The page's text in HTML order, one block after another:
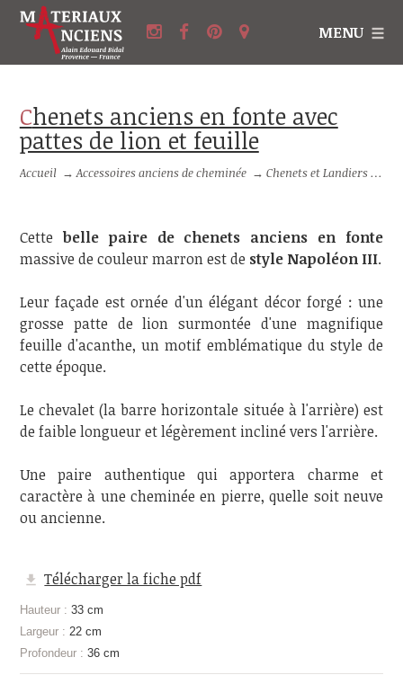
MENU
Chenets anciens en fonte avec
pattes de lion et feuille
Accueil →Accessoires anciens de cheminée →Chenets et Landiers anciens
Cette belle paire de chenets anciens en fonte
massive de couleur marron est de style Napoléon III.
Leur façade est ornée d'un élégant décor forgé : une
grosse patte de lion surmontée d'une magnifique
feuille d'acanthe, un motif emblématique du style de
cette époque.
Le chevalet (la barre horizontale située à l'arrière) est
de faible longueur et légèrement incliné vers l'arrière.
Une paire authentique qui apportera charme et
caractère à une cheminée en pierre, quelle soit neuve
ou ancienne.
Télécharger la fiche pdf
Hauteur : 33 cm
Largeur : 22 cm
Profondeur : 36 cm